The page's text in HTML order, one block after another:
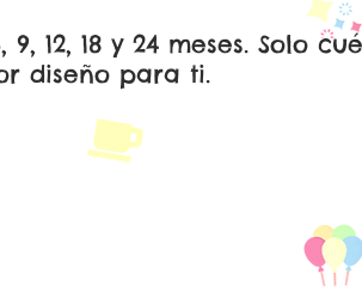
12, 18 y 24 meses. Solo
diseño para ti.